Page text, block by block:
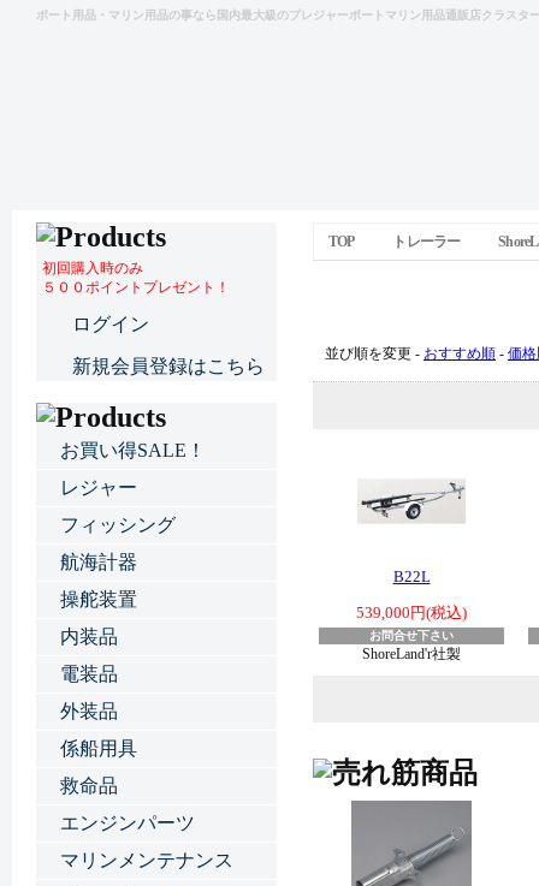
ボート用品・マリン用品の事なら国内最大級のプレジャーボートマリン用品通販店クラスタ
TOP トレーラー
並び順を変更 - おすすめ順 - 価
B22L
539,000円(税込)
お問合せ下さい
ShoreLand'r社製
初回購入時のみ
５００ポイントプレゼント！
ログイン
新規会員登録はこちら
お買い得SALE！
レジャー
フィッシング
航海計器
操舵装置
内装品
電装品
外装品
係船用具
救命品
エンジンパーツ
マリンメンテナンス